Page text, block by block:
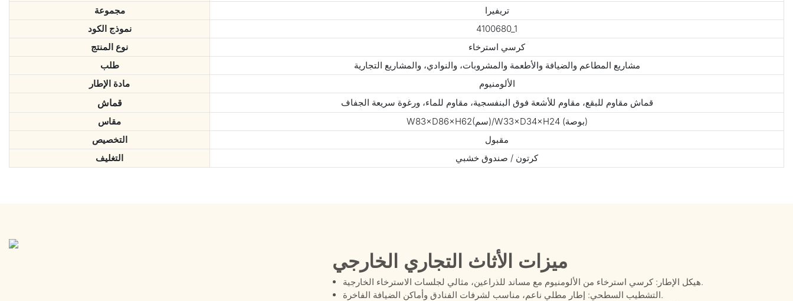
مجموعة
تريفيرا
نموذج الكود
4100680_1
نوع المنتج
كرسي استرخاء
طلب
مشاريع المطاعم والضيافة والأطعمة والمشروبات، والنوادي، والمشاريع التجارية
مادة الإطار
الألومنيوم
قماش
قماش مقاوم للبقع، مقاوم للأشعة فوق البنفسجية، مقاوم للماء، ورغوة سريعة الجفاف
مقاس
W83×D86×H62(سم)/W33×D34×H24 (بوصة)
التخصيص
مقبول
التغليف
كرتون / صندوق خشبي
ميزات الأثاث التجاري الخارجي
هيكل الإطار: كرسي استرخاء من الألومنيوم مع مساند للذراعين، مثالي لجلسات الاسترخاء الخارجية.
التشطيب السطحي: إطار مطلي ناعم، مناسب لشرفات الفنادق وأماكن الضيافة الفاخرة.